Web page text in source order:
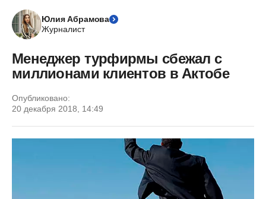
Юлия Абрамова
Журналист
Менеджер турфирмы сбежал с
миллионами клиентов в Актобе
Опубликовано:
20 декабря 2018, 14:49